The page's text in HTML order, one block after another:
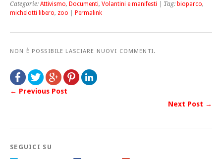
Categorie: Attivismo, Documenti, Volantini e manifesti | Tag: bioparco,
michelotti libero, zoo Permalink
NON È POSSIBILE LASCIARE NUOVI COMMENTI.
← Previous Post
Next Post →
SEGUICI SU